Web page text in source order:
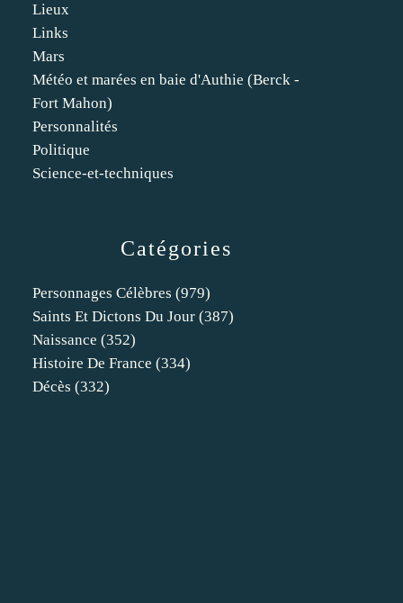
Catégories
Personnages Célèbres (979)
Saints Et Dictons Du Jour (387)
Naissance (352)
Histoire De France (334)
Décès (332)
Lieux
Links
Mars
Météo et marées en baie d'Authie (Berck -
Fort Mahon)
Personnalités
Politique
Science-et-techniques